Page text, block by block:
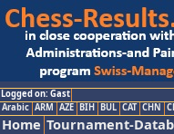
Logged on: Gast
Arabic ARM AZE BIH BUL CAT CHN
Home Tournament-